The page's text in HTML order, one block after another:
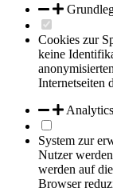
Cookies zur
keine
Internetseiten
Analytics
System zur
Nutzer
werden auf
Browser